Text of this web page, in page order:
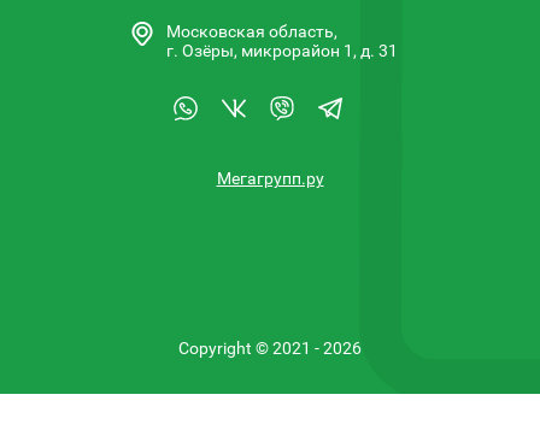
Московская область,
г. Озёры, микрорайон 1, д. 31
Copyright © 2021 - 2026
Мегагрупп.ру